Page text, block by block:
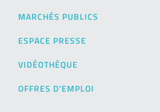
MARCHÉS PUBLICS
ESPACE PRESSE
VIDÉOTHÈQUE
OFFRES D’EMPLOI